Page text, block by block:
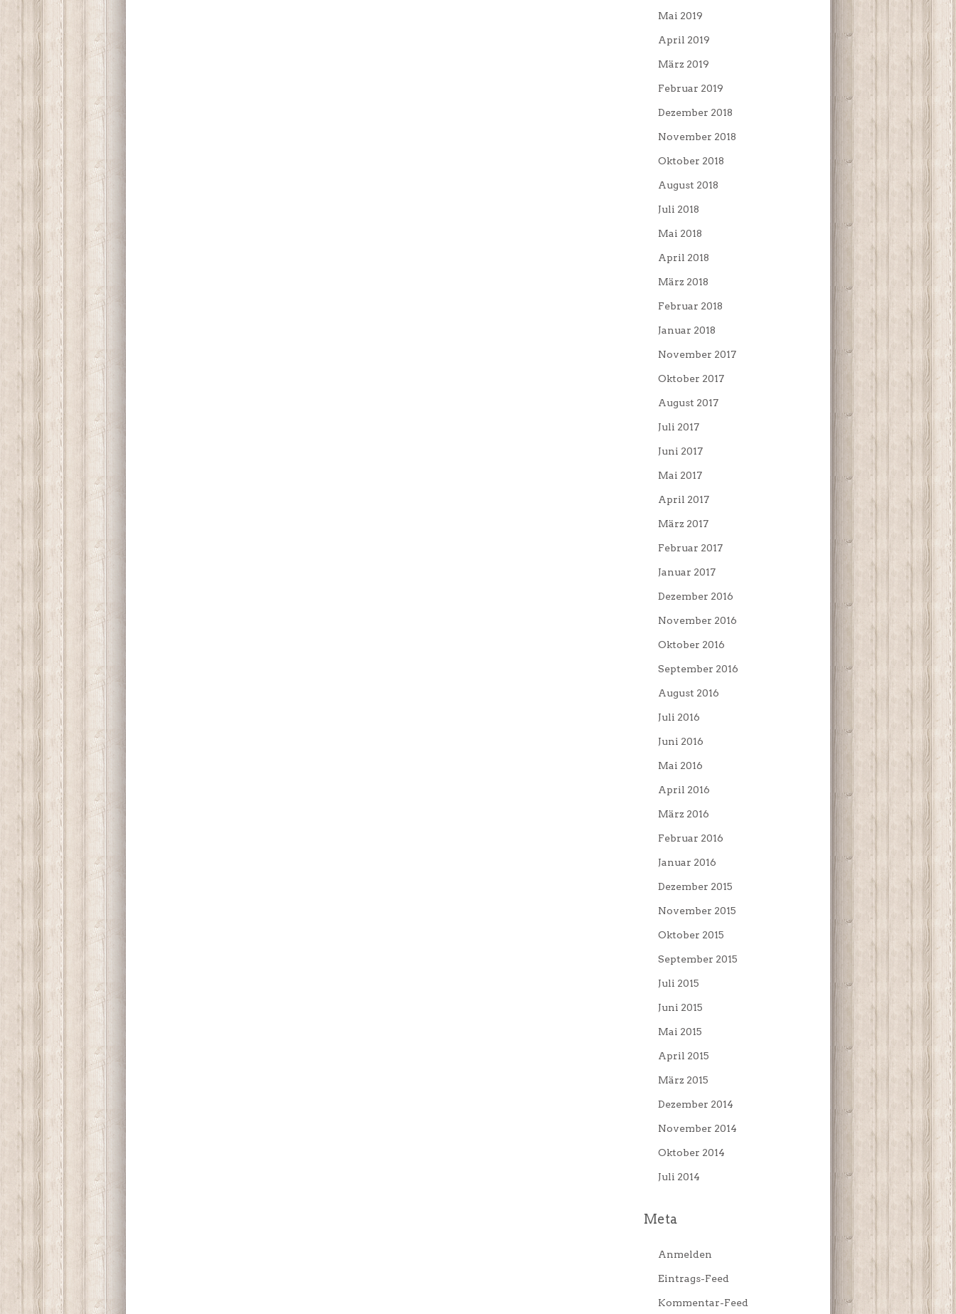
Mai 2019
April 2019
März 2019
Februar 2019
Dezember 2018
November 2018
Oktober 2018
August 2018
Juli 2018
Mai 2018
April 2018
März 2018
Februar 2018
Januar 2018
November 2017
Oktober 2017
August 2017
Juli 2017
Juni 2017
Mai 2017
April 2017
März 2017
Februar 2017
Januar 2017
Dezember 2016
November 2016
Oktober 2016
September 2016
August 2016
Juli 2016
Juni 2016
Mai 2016
April 2016
März 2016
Februar 2016
Januar 2016
Dezember 2015
November 2015
Oktober 2015
September 2015
Juli 2015
Juni 2015
Mai 2015
April 2015
März 2015
Dezember 2014
November 2014
Oktober 2014
Juli 2014
Meta
Anmelden
Eintrags-Feed
Kommentar-Feed